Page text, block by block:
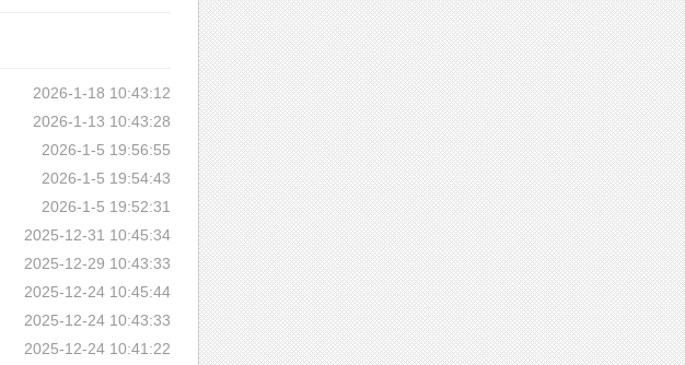
2026-1-18 10:43:12
2026-1-13 10:43:28
2026-1-5 19:56:55
2026-1-5 19:54:43
2026-1-5 19:52:31
2025-12-31 10:45:34
2025-12-29 10:43:33
2025-12-24 10:45:44
2025-12-24 10:43:33
2025-12-24 10:41:22